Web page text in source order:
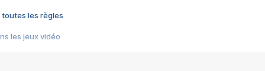
toutes les règles
les jeux vidéo